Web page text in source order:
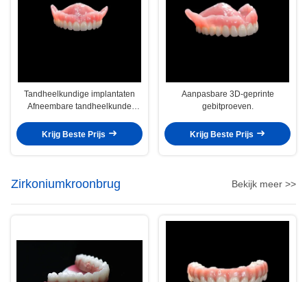
Tandheelkundige implantaten
Afneembare tandheelkunde
Fressing Natuurlijke uitstraling
Krijg Beste Prijs
Aanpasbare 3D-geprinte
gebitproeven.
Krijg Beste Prijs
Zirkoniumkroonbrug Bekijk meer >>